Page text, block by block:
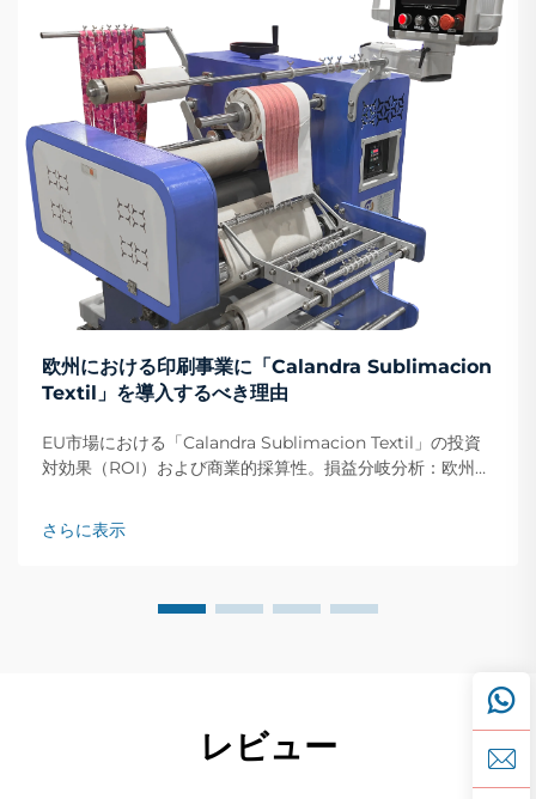
欧州における印刷事業に「Calandra Sublimacion
Textil」を導入するべき理由
EU市場における「Calandra Sublimacion Textil」の投資
対効果（ROI）および商業的採算性。損益分岐分析：欧州の
全域のテキスタイルプリンターは、通常、「calandra
sublimacion textil」への投資を約…で回収しています。
さらに表示
レビュー